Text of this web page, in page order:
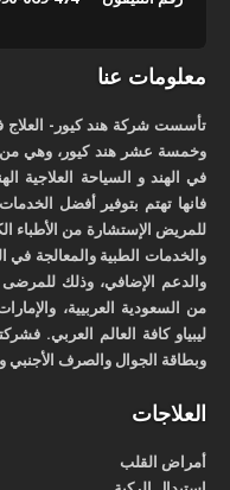
معلومات عنا
تأسست شركة هند كيور- العلاج
وخمسة عشر هند كيور، وهي من
في الهند و السياحة العلاجية
فانها تهتم بتوفير أفضل
للمريض الإستشارة من الأطباء
والخدمات الطبية والمعالجة في
والدعم الإضافي، وذلك
من السعودية العربيية،
ليبياو كافة العالم العربي.
وبطاقة الجوال والصرف الأجنبي
العلاجات
أمراض القلب